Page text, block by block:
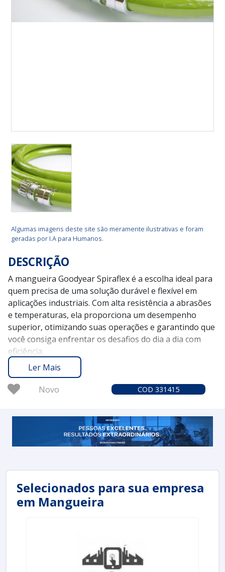
Algumas imagens deste site são meramente ilustrativas e foram
geradas por I.A para Humanos.
DESCRIÇÃO
A mangueira Goodyear Spiraflex é a escolha ideal para
quem precisa de uma solução durável e flexível em
aplicações industriais. Com alta resistência a abrasões
e temperaturas, ela proporciona um desempenho
superior, otimizando suas operações e garantindo que
você consiga enfrentar os desafios do dia a dia com
eficiência.
O Soluções Industriais atua como a ponte entre você e
os melhores fornecedores de mangueiras Goodyear
Spiraflex, oferecendo um serviço confiável e
garantimos que você encontrará exatamente o que
precisa para suas necessidades industriais.
Considere solicitar um orçamento no Soluções
Goodyear Spiraflex pode trazer para o seu negócio,
assegurando qualidade e praticidade nas suas
operações industriais.
Ler Mais
Novo
COD 331415
Selecionados para sua empresa
em Mangueira